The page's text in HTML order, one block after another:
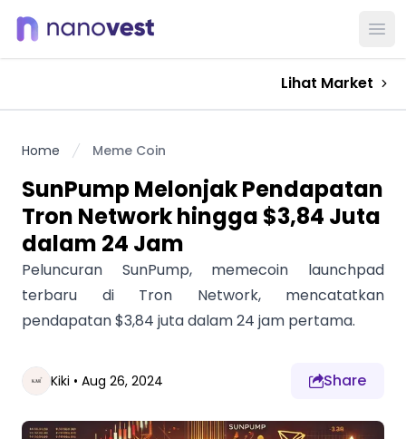
Lihat Market
Home Meme Coin
SunPump Melonjak Pendapatan
Tron Network hingga $3,84 Juta
dalam 24 Jam
Peluncuran SunPump, memecoin launchpad
terbaru di Tron Network, mencatatkan
pendapatan $3,84 juta dalam 24 jam pertama.
Kiki • Aug 26, 2024 Share